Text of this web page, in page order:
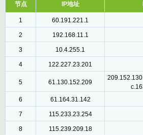
节点 IP地址
1 60.191.221.1
2 192.168.11.1
3 10.4.255.1
4 122.227.23.201
5 61.130.152.209
6
61.164.31.142
7 115.233.23.254
8 115.239.209.18